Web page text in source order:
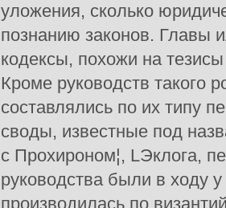
уложения, сколько
познанию законов. Главы
кодексы, похожи на
Кроме руководств такого
составлялись по их типу
своды, известные под
с Прохироном¦, LЭклога,
руководства были в ходу
производилась по